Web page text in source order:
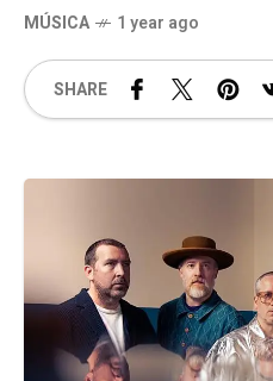
MÚSICA 1 year ago
SHARE